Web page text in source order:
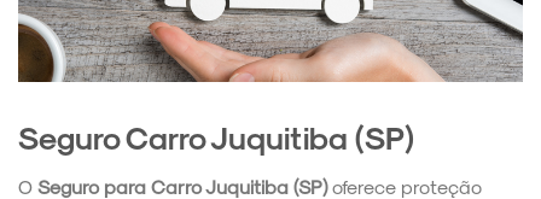
Seguro Carro Juquitiba (SP)
O Seguro para Carro Juquitiba (SP)oferece proteção